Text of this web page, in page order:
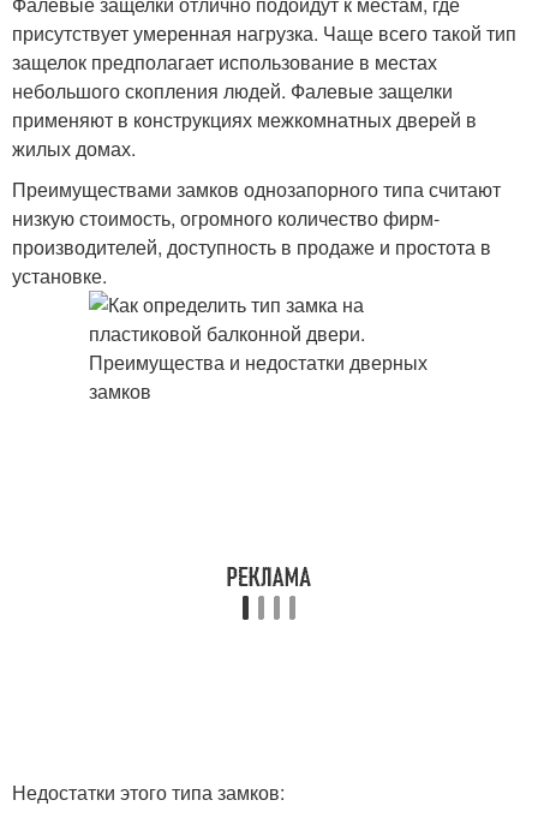
присутствует умеренная нагрузка. Чаще всего такой тип
защелок предполагает использование в местах
небольшого скопления людей. Фалевые защелки
применяют в конструкциях межкомнатных дверей в
жилых домах.
Преимуществами замков однозапорного типа считают
низкую стоимость, огромного количество фирм-
производителей, доступность в продаже и простота в
установке.
Недостатки этого типа замков: